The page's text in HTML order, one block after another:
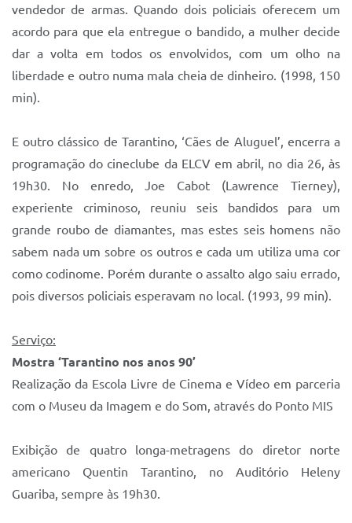
vendedor de armas. Quando dois policiais oferecem um
acordo para que ela entregue o bandido, a mulher decide
dar a volta em todos os envolvidos, com um olho na
liberdade e outro numa mala cheia de dinheiro. (1998, 150
min).
E outro clássico de Tarantino, ‘Cães de Aluguel’, encerra a
programação do cineclube da ELCV em abril, no dia 26, às
19h30. No enredo, Joe Cabot (Lawrence Tierney),
experiente criminoso, reuniu seis bandidos para um
grande roubo de diamantes, mas estes seis homens não
sabem nada um sobre os outros e cada um utiliza uma cor
como codinome. Porém durante o assalto algo saiu errado,
pois diversos policiais esperavam no local. (1993, 99 min).
Serviço:
Mostra ‘Tarantino nos anos 90’
Realização da Escola Livre de Cinema e Vídeo em parceria
com o Museu da Imagem e do Som, através do Ponto MIS
Exibição de quatro longa-metragens do diretor norte
americano Quentin Tarantino, no Auditório Heleny
Guariba, sempre às 19h30.